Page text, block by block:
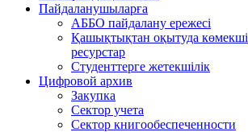
Пайдаланушыларға
АББО пайдалану ережесі
Қашықтықтан оқытуда көмекші
ресурстар
Студенттерге жетекшілік
Цифровой архив
Закупка
Сектор учета
Сектор книгообеспеченности